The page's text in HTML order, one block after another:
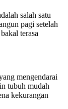
salah satu
pagi setelah
terasa
mengendarai
tubuh mudah
kekurangan